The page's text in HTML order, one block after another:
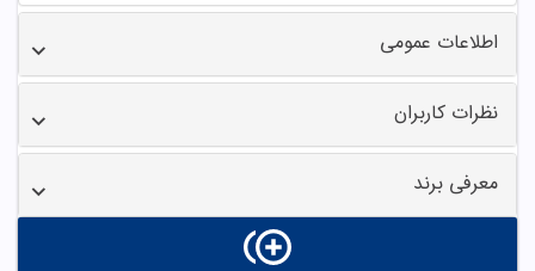
اطلاعات عمومی
نظرات کاربران
معرفی برند